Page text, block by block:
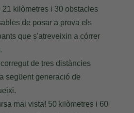
21 kilòmetres i 30 obstacles
de posar a prova els
que s'atreveixin a córrer
de tres distàncies
següent generació de
mai vista! 50 kilòmetres i 60